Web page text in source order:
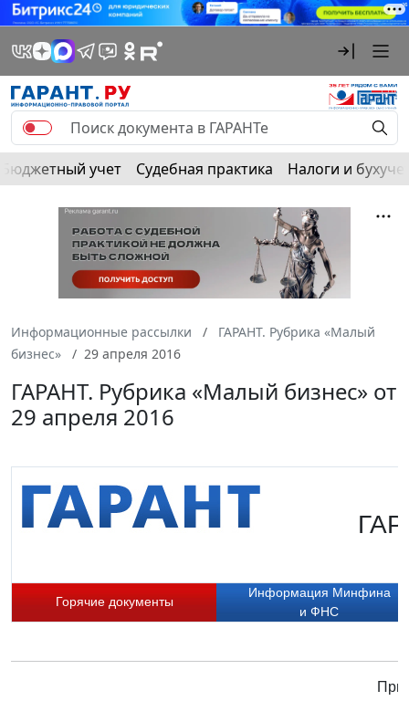
Бюджетный учет Судебная практика Налоги и
Информационные рассылки
ГАРАНТ. Рубрика «Малый
бизнес»
29 апреля 2016
ГАРАНТ. Рубрика «Малый бизнес» от
29 апреля 2016
Горячие документы
Информация Минфина
и ФНС